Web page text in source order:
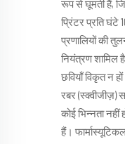
रूप से घूमती हैं,
प्रिंटर प्रति घंटे
प्रणालियों की
नियंत्रण शामिल
छवियाँ विकृत न
रबर (स्क्वीजीज़)
कोई भिन्नता
हैं।